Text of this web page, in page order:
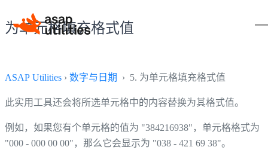
为单元格填充格式值
ASAP Utilities › 数字与日期 › 5. 为单元格填充格式值
此实用工具还会将所选单元格中的内容替换为其格式值。
例如，如果您有个单元格的值为 "384216938"，单元格格式为
"000 - 000 00 00"，那么它会显示为 "038 - 421 69 38"。